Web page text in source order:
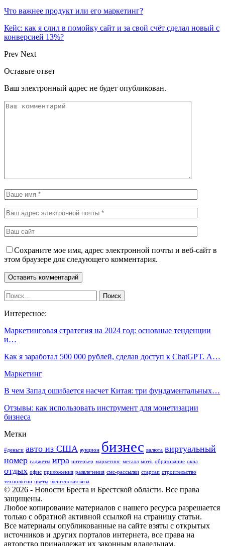
Что важнее продукт или его маркетинг?
Кейс: как я слил в помойку сайт и за свой счёт сделал новый с
конверсией 13%?
Prev Next
Оставьте ответ
Ваш электронный адрес не будет опубликован.
Сохраните мое имя, адрес электронной почты и веб-сайт в
этом браузере для следующего комментария.
Интересное:
Маркетинговая стратегия на 2024 год: основные тенденции
и…
Как я заработал 500 000 рублей, сделав доступ к ChatGPT. А…
Маркетинг
В чем Запад ошибается насчет Китая: три фундаментальных…
Отзывы: как использовать инструмент для монетизации
бизнеса
Метки
#деньги авто из США аукцион бизнес валюта виртуальный
номер гаджеты игра интерьер маркетинг металл мото образование окна
отдых офис приложения развлечения смс-рассылки стартап строительство
технологии цветы шенгенская виза
© 2026 - Новости Бреста и Брестской области. Все права
защищены.
Любое копирование материалов с нашего ресурса разрешается
только с обратной активной ссылкой на страницу статьи.
Все материалы опубликованные на сайте взяты с открытых
источников и других порталов интернета, все права на
авторство принадлежат их законным владельцам.